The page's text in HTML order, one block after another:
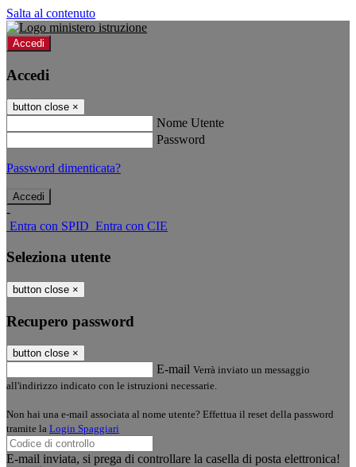
Salta al contenuto
Accedi
Accedi
button close ×
Nome Utente
Password
Password dimenticata?
-
Entra con SPID Entra con CIE
Seleziona utente
button close ×
Recupero password
button close ×
E-mail Verrà inviato un messaggio
all'indirizzo indicato con le istruzioni necessarie.
Non hai una e-mail associata al nome utente? Effettua il reset della password
tramite la Login Spaggiari
E-mail inviata, si prega di controllare la casella di posta elettronica!